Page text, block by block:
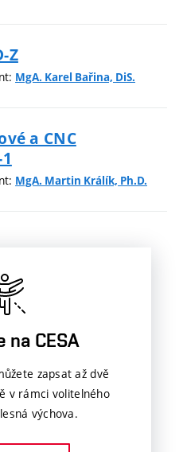
Z
MgA. Karel Bařina, DiS.
a CNC
MgA. Martin Králík, Ph.D.
na CESA
zapsat až dvě
v rámci volitelného
výchova.